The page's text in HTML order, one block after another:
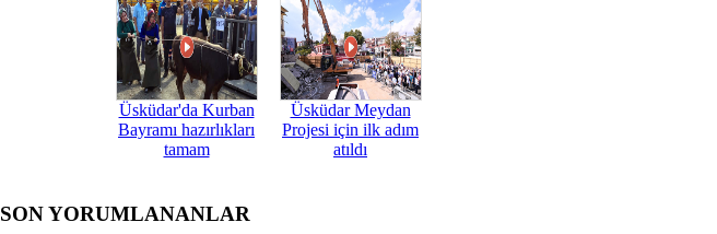
Üsküdar'da Kurban
Bayramı hazırlıkları
tamam
Üsküdar Meydan
Projesi için ilk adım
atıldı
SON YORUMLANANLAR